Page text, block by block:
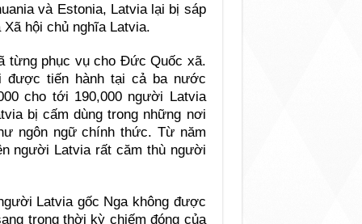
và Estonia, Latvia lại bị sáp
hội chủ nghĩa Latvia.
từng phục vụ cho Đức Quốc xã.
được tiến hành tại cả ba nước
cho tới 190,000 người Latvia
bị cấm dùng trong những nơi
ngôn ngữ chính thức. Từ năm
người Latvia rất căm thù người
Latvia gốc Nga không được
trong thời kỳ chiếm đóng của